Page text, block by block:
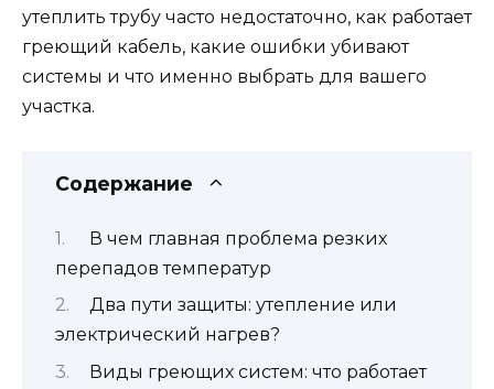
утеплить трубу часто недостаточно, как работает
греющий кабель, какие ошибки убивают
системы и что именно выбрать для вашего
участка.
Содержание
В чем главная проблема резких
перепадов температур
Два пути защиты: утепление или
электрический нагрев?
Виды греющих систем: что работает